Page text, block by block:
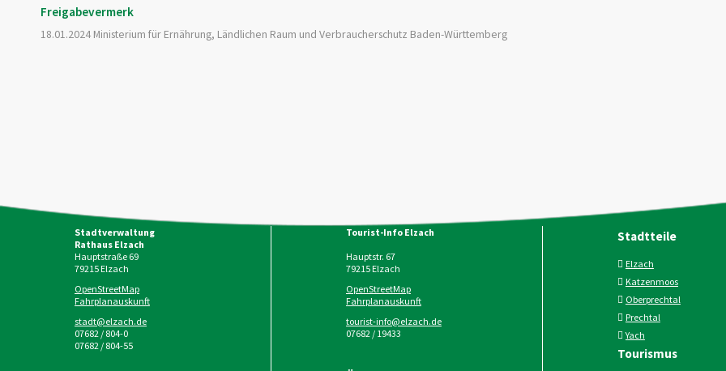
Freigabevermerk
18.01.2024 Ministerium für Ernährung, Ländlichen Raum und Verbraucherschutz Baden-Württemberg
Stadtverwaltung
Rathaus Elzach
Hauptstraße 69
79215Elzach
OpenStreetMap
Fahrplanauskunft
stadt@elzach.de
07682 / 804-0
07682 / 804-55
Tourist-Info Elzach
Hauptstr. 67
79215Elzach
OpenStreetMap
Fahrplanauskunft
tourist-info@elzach.de
07682 / 19433
Stadtteile
Elzach
Katzenmoos
Oberprechtal
Prechtal
Yach
Tourismus